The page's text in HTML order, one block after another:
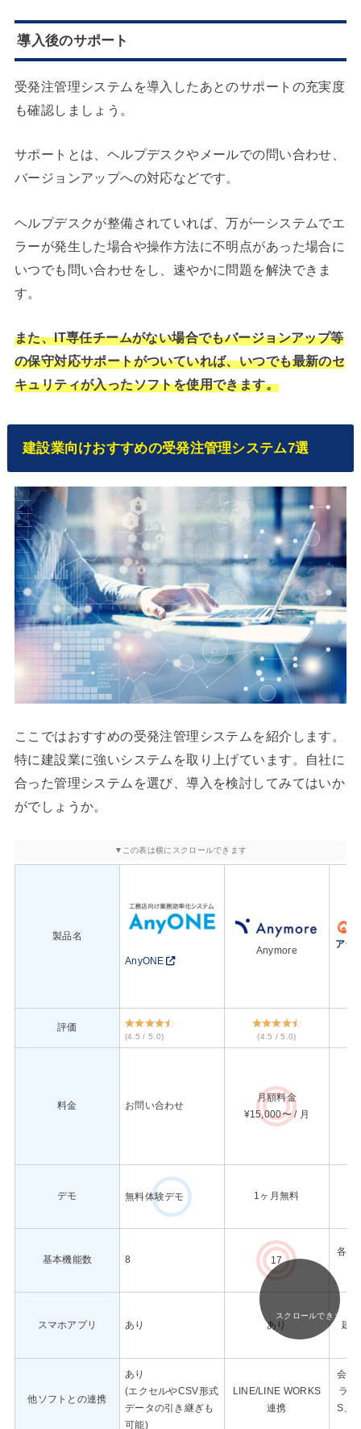
導入後のサポート
受発注管理システムを導入したあとのサポートの充実度
も確認しましょう。
サポートとは、ヘルプデスクやメールでの問い合わせ、
バージョンアップへの対応などです。
ヘルプデスクが整備されていれば、万が一システムでエ
ラーが発生した場合や操作方法に不明点があった場合に
いつでも問い合わせをし、速やかに問題を解決できま
す。
また、IT専任チームがない場合でもバージョンアップ等
の保守対応サポートがついていれば、いつでも最新のセ
キュリティが入ったソフトを使用できます。
建設業向けおすすめの受発注管理システム7選
ここではおすすめの受発注管理システムを紹介します。
特に建設業に強いシステムを取り上げています。自社に
合った管理システムを選び、導入を検討してみてはいか
がでしょうか。
製品名
AnyONE
Anymore
アラ
評価
(4.5 / 5.0) (4.5 / 5.0)
料金 お問い合わせ
月額料金
¥15,000〜 / 月
デモ 無料体験デモ 1ヶ月無料
基本機能数 8 17
各業
スマホアプリ あり あり 建
他ソフトとの連携
あり
(エクセルやCSV形式
データの引き継ぎも
可能)
LINE/LINE WORKS
連携
会計
ライ
S、
スクロールできます